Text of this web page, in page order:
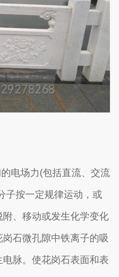
电场力(包括直流、交流
子按一定规律运动，或
、移动或发生化学变化
石微孔隙中铁离子的吸
脉。使花岗石表面和表